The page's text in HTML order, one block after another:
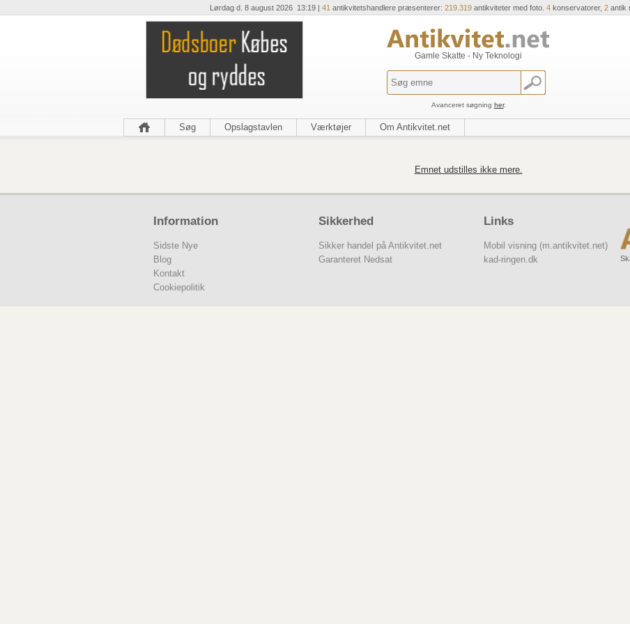
Lørdag d. 8 august 2026 13:19 | 41 antikvitetshandlere præsenterer: 219.319antikviteter med foto. 4konservatorer, 2antik
Gamle Skatte - Ny Teknologi
Avanceret søgning her.
Søg Opslagstavlen Værktøjer Om Antikvitet.net
Emnet udstilles ikke mere.
Information
Sidste Nye
Blog
Kontakt
Cookiepolitik
Sikkerhed
Sikker handel på Antikvitet.net
Garanteret Nedsat
Links
Mobil visning (m.antikvitet.net)
kad-ringen.dk